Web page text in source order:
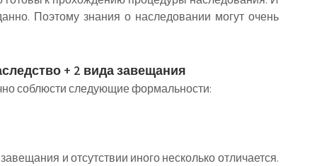
Поэтому знания о наследовании могут очень
+ 2 вида завещания
соблюсти следующие формальности:
и отсутствии иного несколько отличается.